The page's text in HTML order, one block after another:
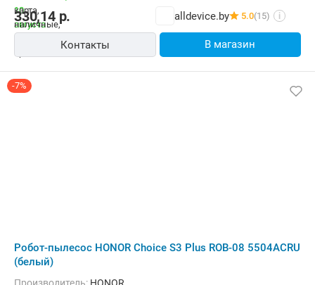
комфорте клиента!
330,14р. alldevice.by 5.0(15) i
Контакты В магазин
-7%
Робот-пылесос HONOR Choice S3 Plus ROB-08 5504ACRU
(белый)